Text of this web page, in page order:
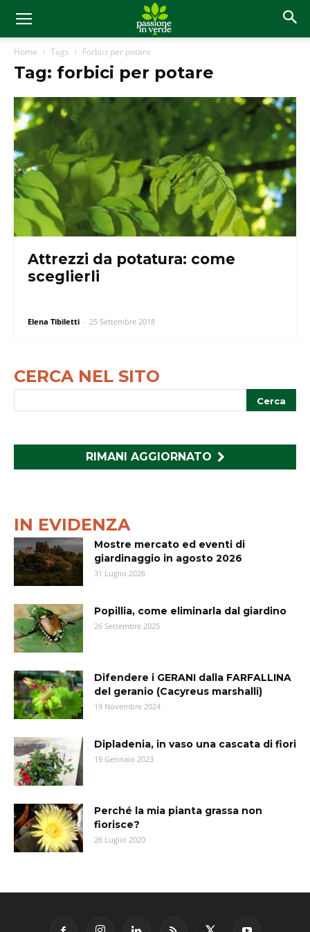
Home Tags Forbici per potare
Tag: forbici per potare
Attrezzi da potatura: come
sceglierli
Elena Tibiletti - 25 Settembre 2018
CERCA NEL SITO
RIMANI AGGIORNATO
IN EVIDENZA
Mostre mercato ed eventi di
giardinaggio in agosto 2026
31 Luglio 2026
Popillia, come eliminarla dal giardino
26 Settembre 2025
Difendere i GERANI dalla FARFALLINA
del geranio (Cacyreus marshalli)
19 Novembre 2024
Dipladenia, in vaso una cascata di fiori
19 Gennaio 2023
Perché la mia pianta grassa non
fiorisce?
26 Luglio 2020